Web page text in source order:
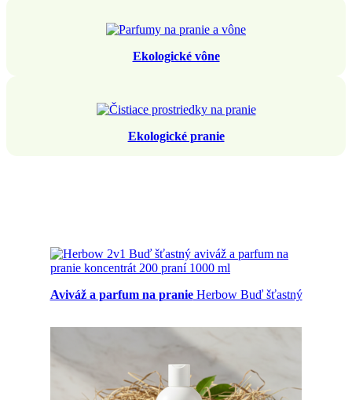
Ekologické vône
Ekologické pranie
Aviváž a parfum na pranieHerbow Buď šťastný